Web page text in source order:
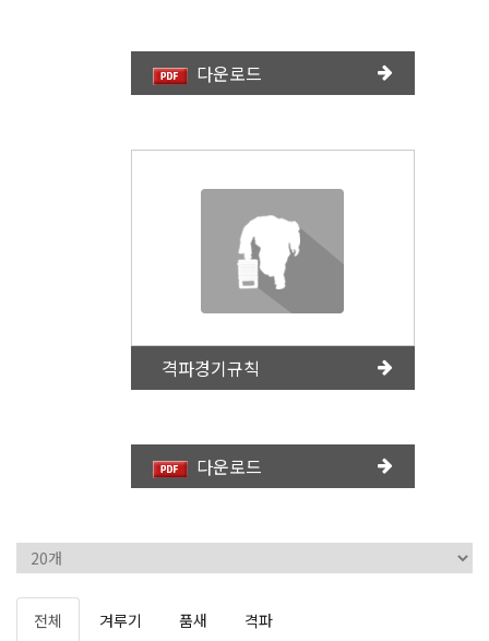
다운로드
격파경기규칙
다운로드
총 게시글
전체 겨루기 품새 격파